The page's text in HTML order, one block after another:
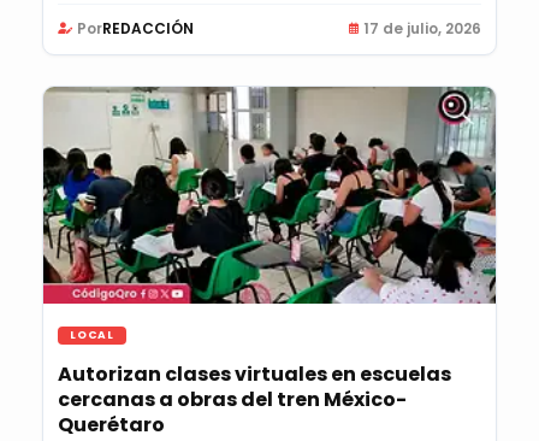
PorREDACCIÓN 17 de julio, 2026
LOCAL
Autorizan clases virtuales en escuelas
cercanas a obras del tren México-
Querétaro